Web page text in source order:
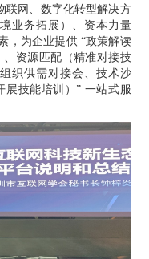
联网、数字化转型解决方
业务拓展）、资本力量
，为企业提供 “政策解读
、资源匹配（精准对接技
织供需对接会、技术沙
展技能培训）” 一站式服